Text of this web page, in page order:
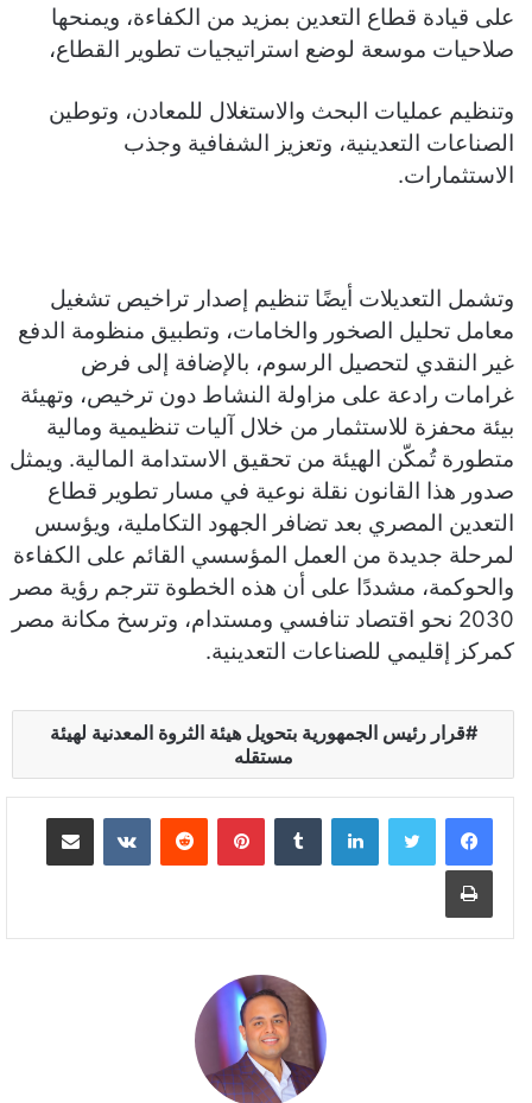
على قيادة قطاع التعدين بمزيد من الكفاءة، ويمنحها
صلاحيات موسعة لوضع استراتيجيات تطوير القطاع،
وتنظيم عمليات البحث والاستغلال للمعادن، وتوطين
الصناعات التعدينية، وتعزيز الشفافية وجذب
الاستثمارات.
وتشمل التعديلات أيضًا تنظيم إصدار تراخيص تشغيل
معامل تحليل الصخور والخامات، وتطبيق منظومة الدفع
غير النقدي لتحصيل الرسوم، بالإضافة إلى فرض
غرامات رادعة على مزاولة النشاط دون ترخيص، وتهيئة
بيئة محفزة للاستثمار من خلال آليات تنظيمية ومالية
متطورة تُمكّن الهيئة من تحقيق الاستدامة المالية. ويمثل
صدور هذا القانون نقلة نوعية في مسار تطوير قطاع
التعدين المصري بعد تضافر الجهود التكاملية، ويؤسس
لمرحلة جديدة من العمل المؤسسي القائم على الكفاءة
والحوكمة، مشددًا على أن هذه الخطوة تترجم رؤية مصر
2030 نحو اقتصاد تنافسي ومستدام، وترسخ مكانة مصر
كمركز إقليمي للصناعات التعدينية.
قرار رئيس الجمهورية بتحويل هيئة الثروة المعدنية لهيئة
مستقله
لينكدإن بينتيريست مشاركة عبر البريد
طباعة